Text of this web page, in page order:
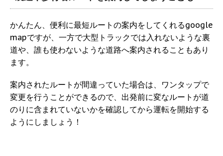
かんたん、便利に最短ルートの案内をしてくれるgoogle
mapですが、一方で大型トラックでは入れないような裏
道や、誰も使わないような道路へ案内されることもあり
ます。
案内されたルートが間違っていた場合は、ワンタップで
変更を行うことができるので、出発前に変なルートが道
のりに含まれていないかを確認してから運転を開始する
ようにしましょう！